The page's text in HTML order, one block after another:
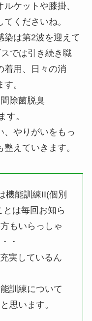
ケットや膝掛、
くださいね。
染は第2波を迎えて
では引き続き職
着用、日々の消
。
除菌脱臭
す。
、やりがいをもっ
えていきます。
機能訓練II(個別
は毎回お知ら
もいらっしゃ
・
実しているん
訓練について
思います。